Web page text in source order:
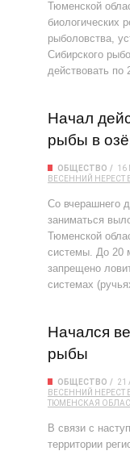
Тюменской
биологических
рыболовства,
Сибирского
действовать по
Начал
рыбы в
ОБЩЕСТВО
16
ВЕСЕННИЙ НЕРЕСТ
Со вчерашнего
заниматься
Тюменской
системы. До 20
запрещено
системах
Начался
рыбы
ОБЩЕСТВО
21
ВЕСЕННИЙ НЕРЕСТ
ТЮМЕНСКАЯ
В связи с
территории